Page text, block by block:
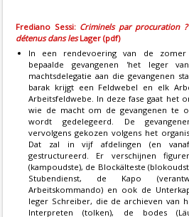
Frediano Sessi: Criminels par procuration
détenus dans lesLager (pdf)
In een rendevoering van de zomer
bepaalde gevangenen 'het leger
machtsdelegatie aan die gevangenen
barak krijgt een Feldwebel en elk
Arbeitsfeldwebe. In deze fase gaat het
wie de macht om de gevangenen te
wordt gedelegeerd. De
vervolgens gekozen volgens het
Dat zal in vijf afdelingen (en
gestructureerd. Er verschijnen
(kampoudste), de Blockälteste
Stubendienst, de Kapo
Arbeitskommando) en ook de
leger Schreiber, die de archieven van
Interpreten (tolken), de bodes